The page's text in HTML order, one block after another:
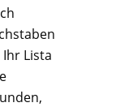
Lista